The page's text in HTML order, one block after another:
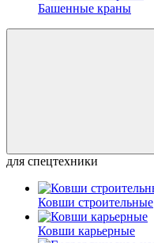
Башенные краны
для спецтехники
Ковши строительные
Ковши карьерные